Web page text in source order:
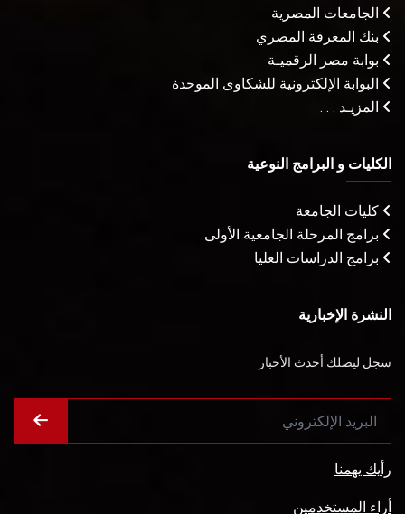
الجامعات المصرية
بنك المعرفة المصري
بوابة مصر الرقميـة
البوابة الإلكترونية للشكاوى الموحدة
المزيـد . . .
الكليات و البرامج النوعية
كليات الجامعة
برامج المرحلة الجامعية الأولى
برامج الدراسات العليا
النشرة الإخبارية
سجل ليصلك أحدث الأخبار
رأيك يهمنا
أراء المستخدمين